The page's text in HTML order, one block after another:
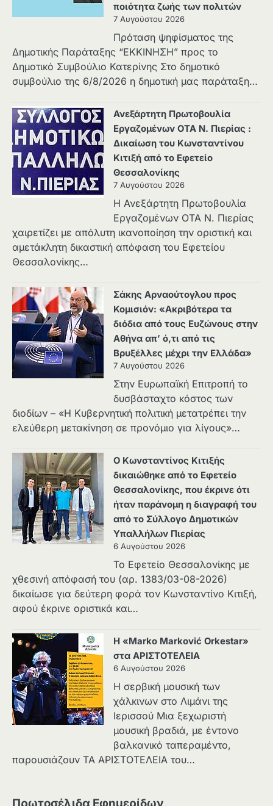
ποιότητα ζωής των πολιτών
7 Αυγούστου 2026
Πρόταση ψηφίσματος της
Δημοτικής Παράταξης “ΕΚΚΙΝΗΣΗ” προς το
Δημοτικό Συμβούλιο Κατερίνης Στο δημοτικό
συμβούλιο της 6/8/2026 η δημοτική μας παράταξη…
Ανεξάρτητη Πρωτοβουλία
Εργαζομένων ΟΤΑ Ν. Πιερίας :
Δικαίωση του Κωνσταντίνου
Κιτιξή από το Εφετείο
Θεσσαλονίκης
7 Αυγούστου 2026
Η Ανεξάρτητη Πρωτοβουλία
Εργαζομένων ΟΤΑ Ν. Πιερίας
χαιρετίζει με απόλυτη ικανοποίηση την οριστική και
αμετάκλητη δικαστική απόφαση του Εφετείου
Θεσσαλονίκης…
Σάκης Αρναούτογλου προς
Κομισιόν: «Ακριβότερα τα
διόδια από τους Ευζώνους στην
Αθήνα απ’ ό,τι από τις
Βρυξέλλες μέχρι την Ελλάδα»
7 Αυγούστου 2026
Στην Ευρωπαϊκή Επιτροπή το
δυσβάσταχτο κόστος των
διοδίων – «Η Κυβερνητική πολιτική μετατρέπει την
ελεύθερη μετακίνηση σε προνόμιο για λίγους»…
Ο Κωνσταντίνος Κιτιξής
δικαιώθηκε από το Εφετείο
Θεσσαλονίκης, που έκρινε ότι
ήταν παράνομη η διαγραφή του
από το Σύλλογο Δημοτικών
Υπαλλήλων Πιερίας
6 Αυγούστου 2026
Το Εφετείο Θεσσαλονίκης με
χθεσινή απόφασή του (αρ. 1383/03-08-2026)
δικαίωσε για δεύτερη φορά τον Κωνσταντίνο Κιτιξή,
αφού έκρινε οριστικά και…
Η «Marko Marković Orkestar»
στα ΑΡΙΣΤΟΤΕΛΕΙΑ
6 Αυγούστου 2026
Η σερβική μουσική των
χάλκινων στο Λιμάνι της
Ιερισσού Μια ξεχωριστή
μουσική βραδιά, με έντονο
βαλκανικό ταπεραμέντο,
παρουσιάζουν ΤΑ ΑΡΙΣΤΟΤΕΛΕΙΑ του…
Πρωτοσέλιδα Εφημερίδων